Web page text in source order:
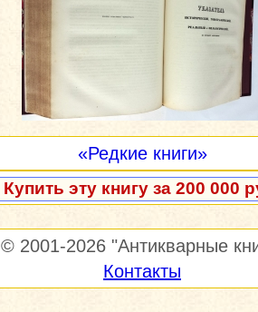
«Редкие книги»
Купить эту книгу за 200 000
© 2001-2026 "Антикварные
Контакты